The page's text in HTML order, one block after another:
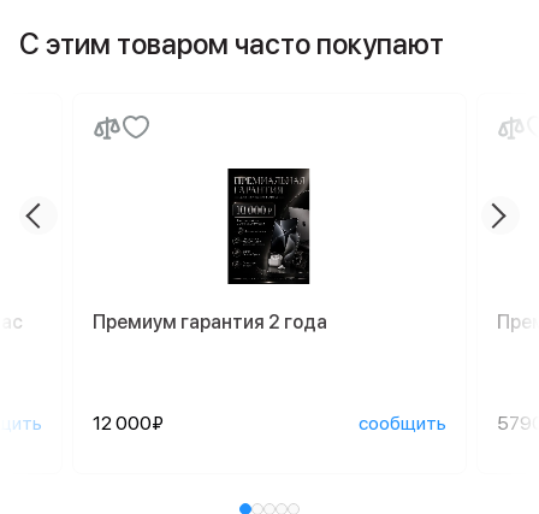
С этим товаром часто покупают
Премиум гарантия 2 года
12 000₽ сообщить